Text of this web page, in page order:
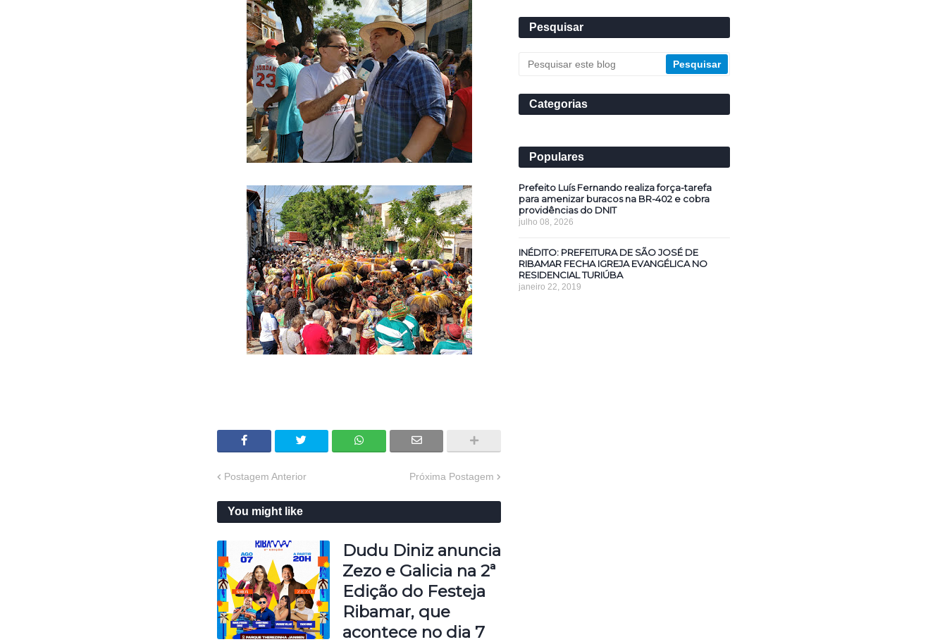
Postagem Anterior Próxima Postagem
You might like
Dudu Diniz anuncia
Zezo e Galicia na 2ª
Edição do Festeja
Ribamar, que
acontece no dia 7
Pesquisar
Categorias
Populares
Prefeito Luís Fernando realiza força-tarefa
para amenizar buracos na BR-402 e cobra
providências do DNIT
julho 08, 2026
INÉDITO: PREFEITURA DE SÃO JOSÉ DE
RIBAMAR FECHA IGREJA EVANGÉLICA NO
RESIDENCIAL TURIÚBA
janeiro 22, 2019